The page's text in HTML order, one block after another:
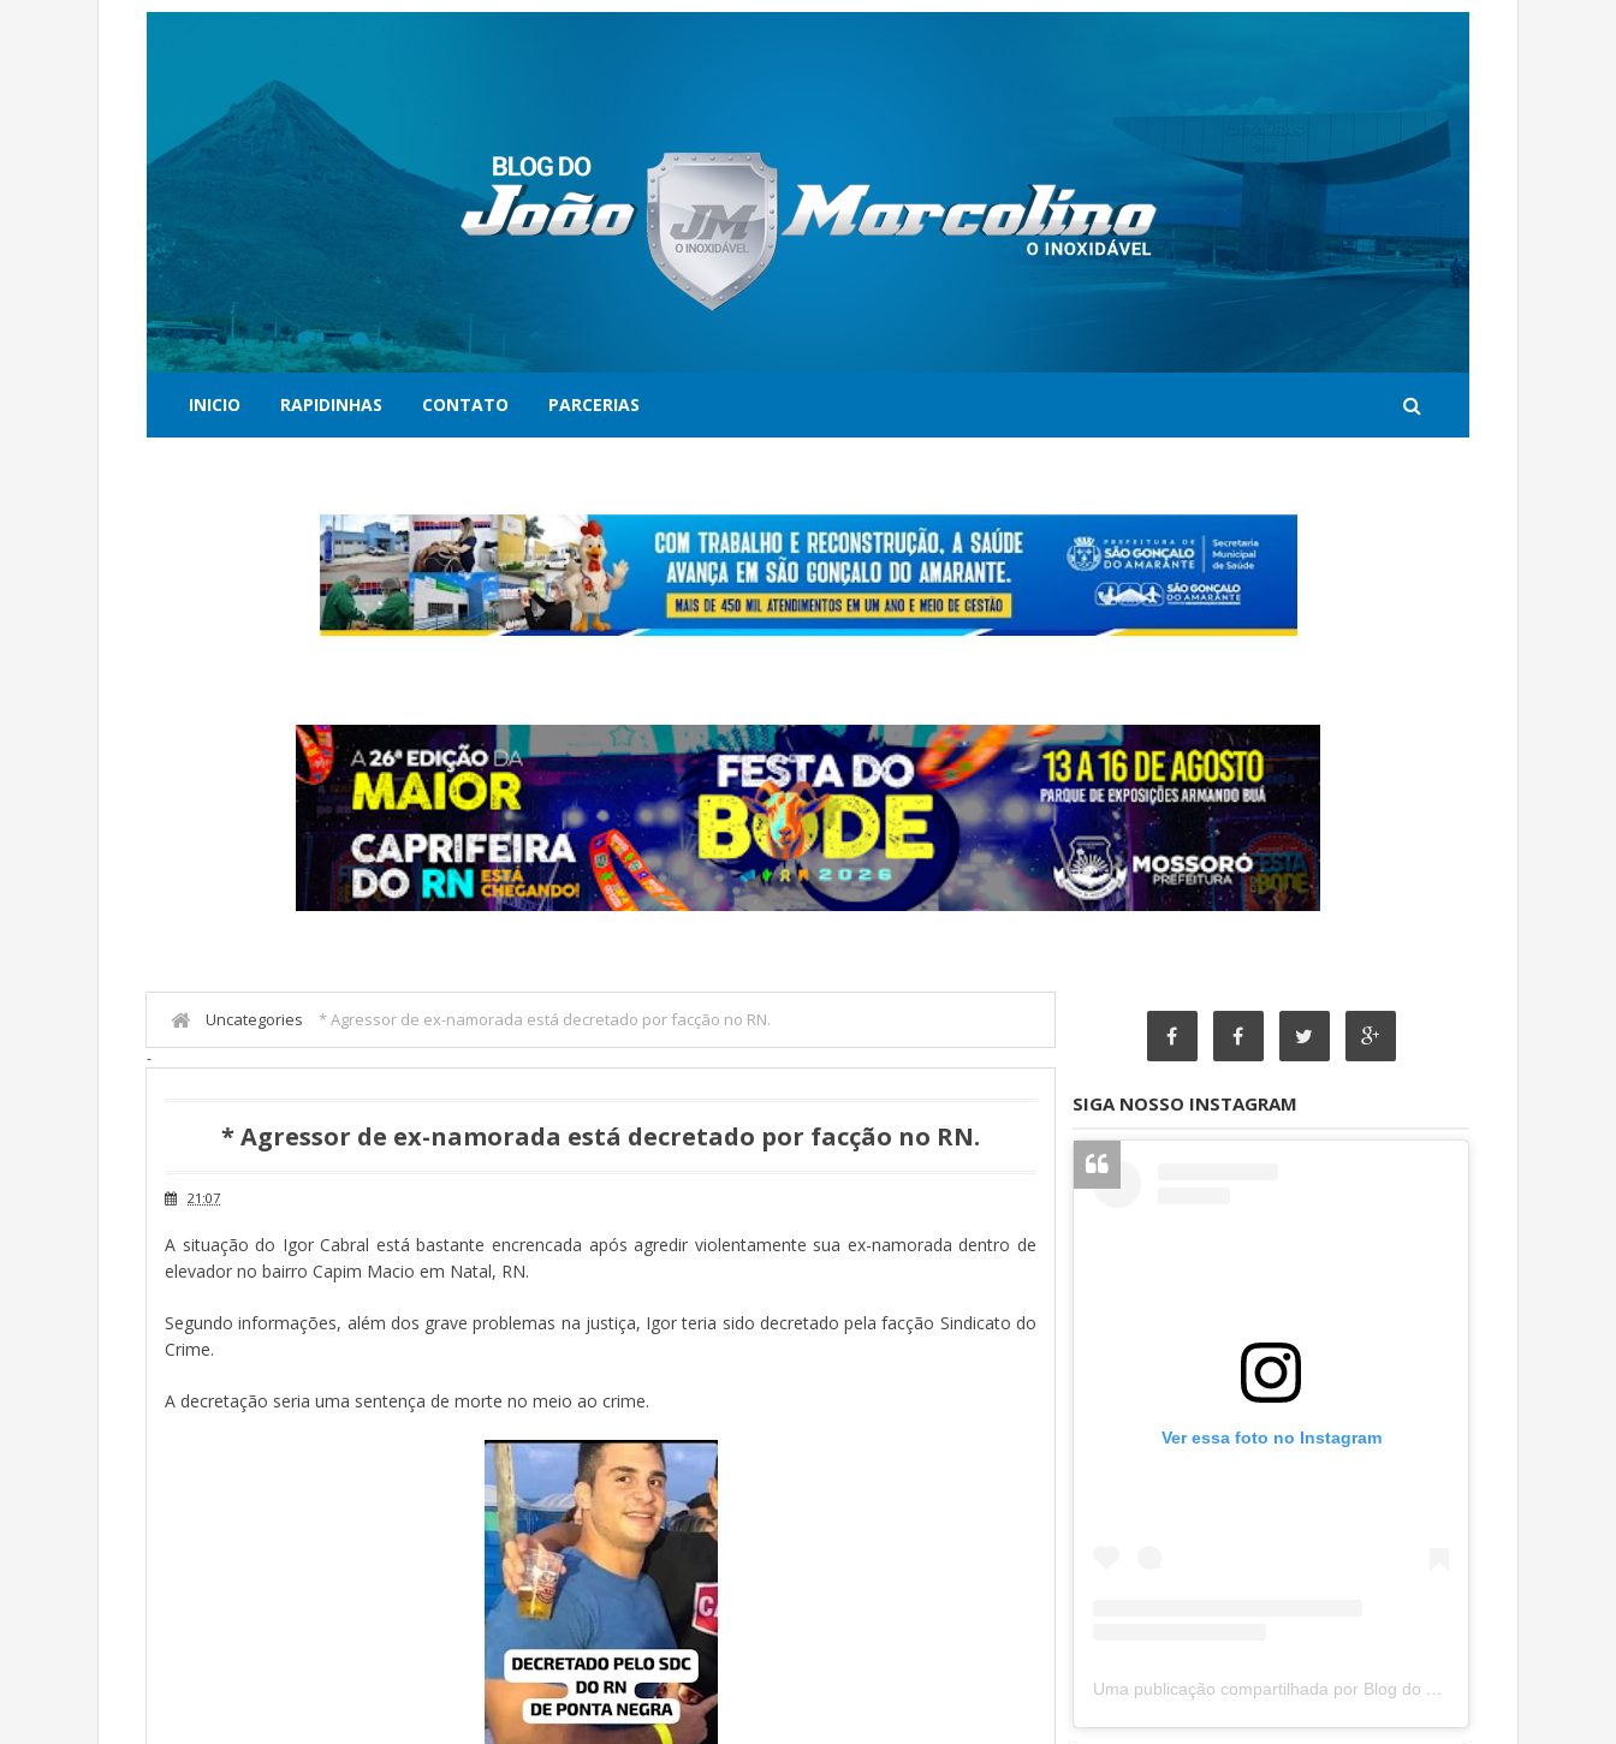
INICIO RAPIDINHAS CONTATO PARCERIAS
Uncategories
* Agressor de ex-namorada está decretado por facção no RN.
-
* Agressor de ex-namorada está decretado por facção no RN.
21:07
A situação do Igor Cabral está bastante encrencada após agredir violentamente sua ex-namorada dentro de
elevador no bairro Capim Macio em Natal, RN.
Segundo informações, além dos grave problemas na justiça, Igor teria sido decretado pela facção Sindicato do
Crime.
A decretação seria uma sentença de morte no meio ao crime.
SIGA NOSSO INSTAGRAM
Ver essa foto no Instagram
Uma publicação compartilhada por Blog do João Marcolino (@joaomarcolinoneto)